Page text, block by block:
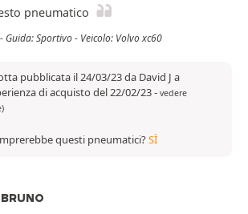
pneumatico
Guida: Sportivo - Veicolo: Volvo xc60
pubblicata il 24/03/23 da David J a
di acquisto del 22/02/23- vedere
questi pneumatici?SÌ